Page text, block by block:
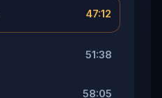
47:12
51:38
58:05